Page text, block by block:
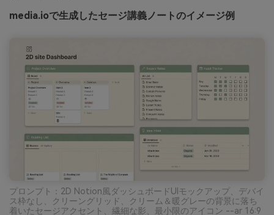
media.ioで生成したセージ講義ノートのイメージ例
プロンプト：2D Notion風ダッシュボードUIモックアップ、デバイ
ス枠なし、クリーングリッド、クリーム＆暖グレーの背景に落ち
着いたセージアクセント、繊細な影、最小限のアイコン --ar 16:9